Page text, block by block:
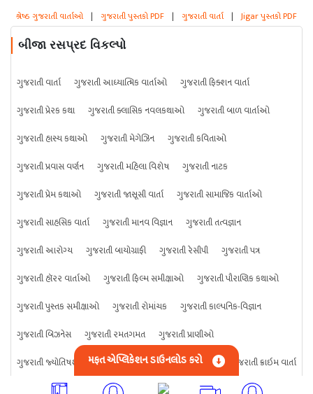
શ્રેષ્ઠ ગુજરાતી વાર્તાઓ | ગુજરાતી પુસ્તકો PDF | ગુજરાતી વાર્તા | Jigar પુસ્તકો PDF
બીજા રસપ્રદ વિકલ્પો
ગુજરાતી વાર્તા ગુજરાતી આધ્યાત્મિક વાર્તાઓ
ગુજરાતી ફિક્શન વાર્તા
ગુજરાતી પ્રેરક કથા
ગુજરાતી ક્લાસિક નવલકથાઓ
ગુજરાતી બાળ વાર્તાઓ
ગુજરાતી હાસ્ય કથાઓ
ગુજરાતી મેગેઝિન
ગુજરાતી કવિતાઓ
ગુજરાતી પ્રવાસ વર્ણન
ગુજરાતી મહિલા વિશેષ
ગુજરાતી નાટક
ગુજરાતી પ્રેમ કથાઓ
ગુજરાતી જાસૂસી વાર્તા
ગુજરાતી સામાજિક વાર્તાઓ
ગુજરાતી સાહસિક વાર્તા
ગુજરાતી માનવ વિજ્ઞાન
ગુજરાતી તત્વજ્ઞાન
ગુજરાતી આરોગ્ય
ગુજરાતી બાયોગ્રાફી ગુજરાતી રેસીપી
ગુજરાતી પત્ર
ગુજરાતી હૉરર વાર્તાઓ
ગુજરાતી ફિલ્મ સમીક્ષાઓ
ગુજરાતી પૌરાણિક કથાઓ
ગુજરાતી પુસ્તક સમીક્ષાઓ
ગુજરાતી રોમાંચક
ગુજરાતી કાલ્પનિક-વિજ્ઞાન
ગુજરાતી બિઝનેસ
ગુજરાતી રમતગમત
ગુજરાતી પ્રાણીઓ
ગુજરાતી જ્યોતિષશાસ્ત્ર
ગુજરાતી વિજ્ઞાન ગુજરાતી કંઈપણ ગુજરાતી ક્રાઇમ વાર્તા
મફત એપ્લિકેશન ડાઉનલોડ કરો